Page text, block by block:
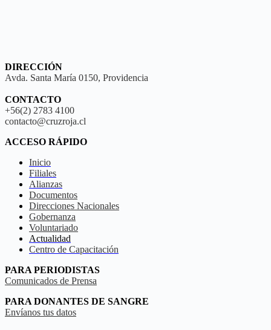
DIRECCIÓN
Avda. Santa María 0150, Providencia
CONTACTO
+56(2) 2783 4100
contacto@cruzroja.cl
ACCESO RÁPIDO
Inicio
Filiales
Alianzas
Documentos
Direcciones Nacionales
Gobernanza
Voluntariado
Actualidad
Centro de Capacitación
PARA PERIODISTAS
Comunicados de Prensa
PARA DONANTES DE SANGRE
Envíanos tus datos